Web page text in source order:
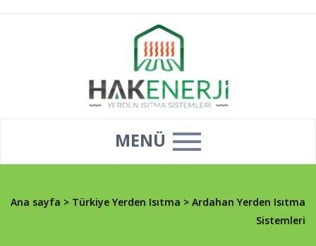
MENÜ
Ana sayfa > Türkiye Yerden Isıtma > Ardahan Yerden Isıtma
Sistemleri